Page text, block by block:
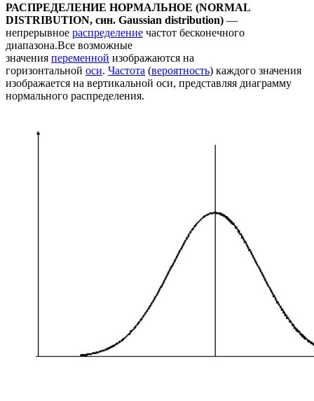
РАСПРЕДЕЛЕНИЕ НОРМАЛЬНОЕ (NORMAL
DISTRIBUTION, син. Gaussian distribution) —
непрерывное распределение частот бесконечного
диапазона.Все возможные
значения переменной изображаются на
горизонтальной оси. Частота (вероятность) каждого значения
изображается на вертикальной оси, представляя диаграмму
нормального распределения.